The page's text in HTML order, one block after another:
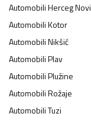
AutomobiliHerceg Novi
AutomobiliKotor
AutomobiliNikšić
AutomobiliPlav
AutomobiliPlužine
AutomobiliRožaje
AutomobiliTuzi